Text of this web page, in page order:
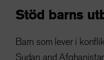
Stöd barns
Barn som lever i
Sudan and